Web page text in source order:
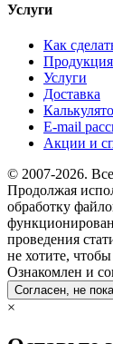
Услуги
Как
Продукция
Услуги
Доставка
E-mail
Акции и
© 2007-2026.
Продолжая
обработку
проведения
не хотите,
Ознакомлен и
Согласен, не
×